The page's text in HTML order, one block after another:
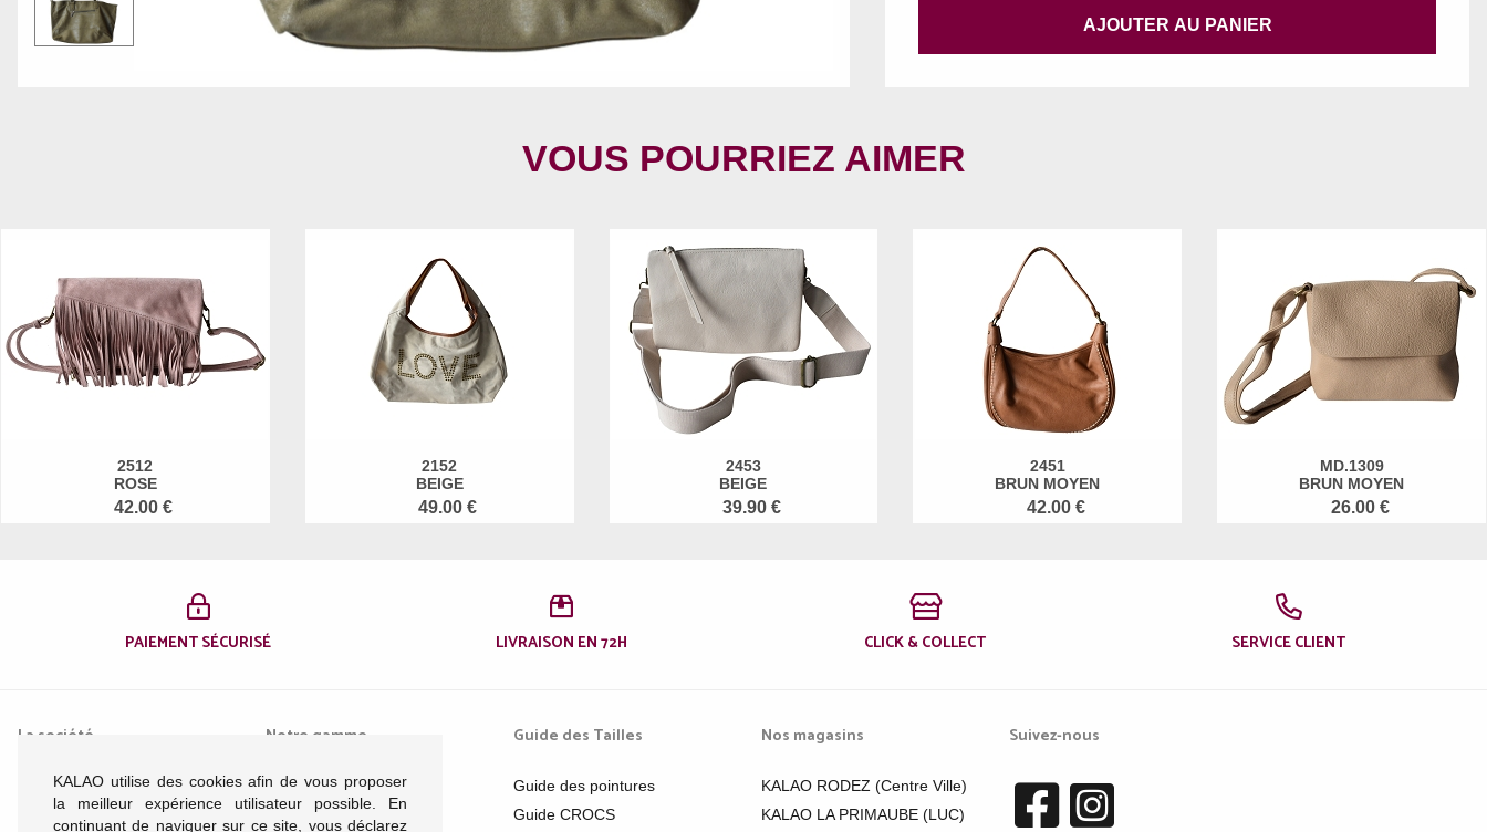
KALAO utilise des cookies afin de vous proposer
la meilleur expérience utilisateur possible. En
continuant de naviguer sur ce site, vous déclarez
AJOUTER AU PANIER
VOUS POURRIEZ AIMER
2512
ROSE
42.00 €
2152
BEIGE
49.00 €
2453
BEIGE
39.90 €
2451
BRUN MOYEN
42.00 €
MD.1309
BRUN MOYEN
26.00 €
PAIEMENT SÉCURISÉ LIVRAISON EN 72H CLICK & COLLECT SERVICE CLIENT
La société
Mentions légales
Conditions générales de
Notre gamme
Femme
Homme
Guide des Tailles
Guide des pointures
Guide CROCS
Nos magasins
KALAO RODEZ (Centre Ville)
KALAO LA PRIMAUBE (LUC)
Suivez-nous